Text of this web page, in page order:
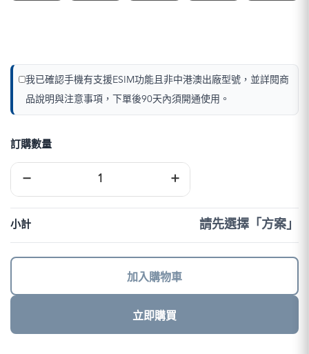
我已確認手機有支援ESIM功能且非中港澳出廠型號，並詳閱商
品說明與注意事項，下單後90天內須開通使用。
訂購數量
−
eSIM
｜
+
小計 請先選擇「方案」
加入購物車
立即購買